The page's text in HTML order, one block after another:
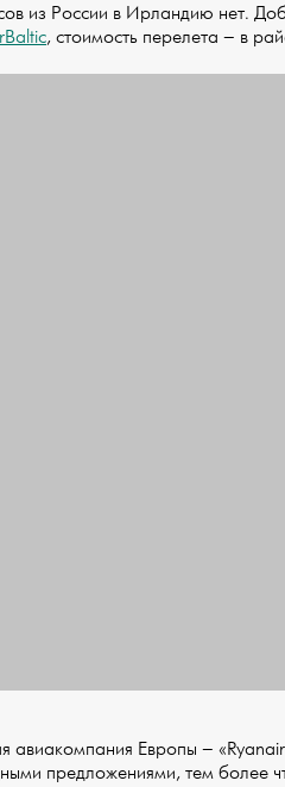
из России в Ирландию нет.
, стоимость перелета – в
авиакомпания Европы –
предложениями, тем более